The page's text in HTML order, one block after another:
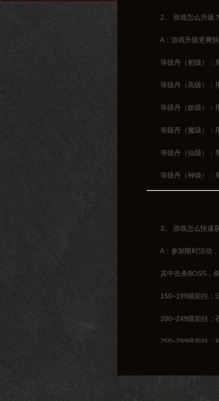
2、 游戏怎么升级
A：游戏升级更爽快
等级丹（初级）：
等级丹（高级）：
等级丹（妖级）：
等级丹（魔级）：
等级丹（仙级）：
等级丹（神级）：
3、 游戏怎么快速
A：参加限时活动，
其中击杀BOSS，杀
150~199级前往：沃
200~249级前往：石
250~299级前往：祖